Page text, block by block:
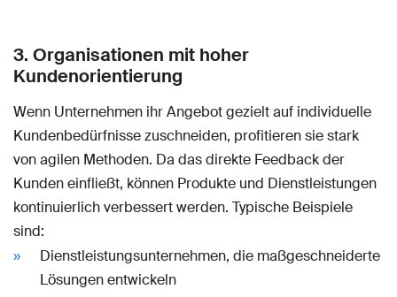
3. Organisationen mit hoher
Kundenorientierung
Wenn Unternehmen ihr Angebot gezielt auf individuelle
Kundenbedürfnisse zuschneiden, profitieren sie stark
von agilen Methoden. Da das direkte Feedback der
Kunden einfließt, können Produkte und Dienstleistungen
kontinuierlich verbessert werden. Typische Beispiele
sind:
Dienstleistungsunternehmen, die maßgeschneiderte
Lösungen entwickeln